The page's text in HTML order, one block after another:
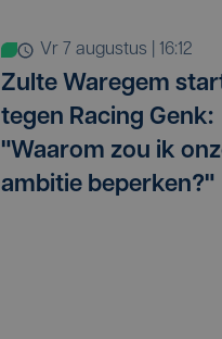
vr 7 augustus | 16:12
Zulte Waregem
tegen Racing Genk:
"Waarom zou ik
ambitie beperken?"